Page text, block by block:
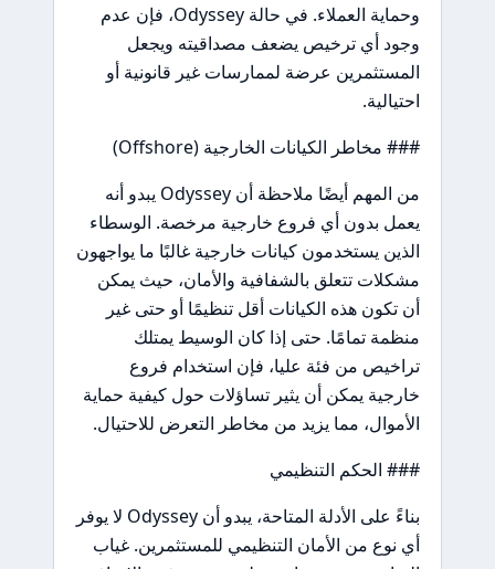
وحماية العملاء. في حالة Odyssey، فإن عدم
وجود أي ترخيص يضعف مصداقيته ويجعل
المستثمرين عرضة لممارسات غير قانونية أو
احتيالية.
### مخاطر الكيانات الخارجية (Offshore)
من المهم أيضًا ملاحظة أن Odyssey يبدو أنه
يعمل بدون أي فروع خارجية مرخصة. الوسطاء
الذين يستخدمون كيانات خارجية غالبًا ما يواجهون
مشكلات تتعلق بالشفافية والأمان، حيث يمكن
أن تكون هذه الكيانات أقل تنظيمًا أو حتى غير
منظمة تمامًا. حتى إذا كان الوسيط يمتلك
تراخيص من فئة عليا، فإن استخدام فروع
خارجية يمكن أن يثير تساؤلات حول كيفية حماية
الأموال، مما يزيد من مخاطر التعرض للاحتيال.
### الحكم التنظيمي
بناءً على الأدلة المتاحة، يبدو أن Odyssey لا يوفر
أي نوع من الأمان التنظيمي للمستثمرين. غياب